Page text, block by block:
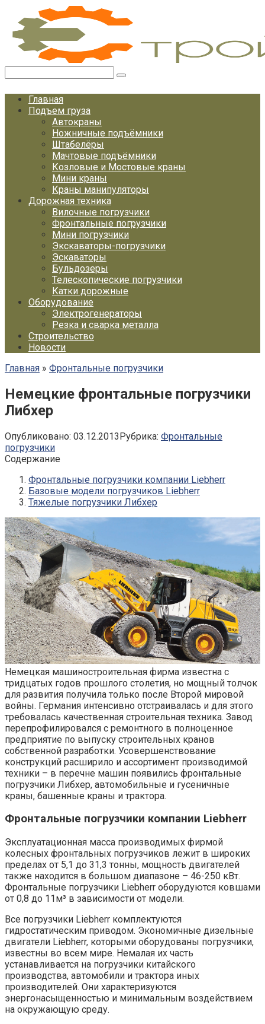
Перейти
контенту
Главная
Подъем груза
Автокраны
Ножничные подъёмники
Штабелёры
Мачтовые подъёмники
Козловые и Мостовые краны
Мини краны
Краны манипуляторы
Дорожная техника
Вилочные погрузчики
Фронтальные погрузчики
Мини погрузчики
Экскаваторы-погрузчики
Эскаваторы
Бульдозеры
Телескопические погрузчики
Катки дорожные
Оборудование
Электрогенераторы
Резка и сварка металла
Строительство
Новости
Главная » Фронтальные погрузчики
Немецкие фронтальные погрузчики
Либхер
Опубликовано: 03.12.2013Рубрика: Фронтальные
погрузчики
Содержание
Фронтальные погрузчики компании Liebherr
Базовые модели погрузчиков Liebherr
Тяжелые погрузчики Либхер
Немецкая машиностроительная фирма известна с
тридцатых годов прошлого столетия, но мощный толчок
для развития получила только после Второй мировой
войны. Германия интенсивно отстраивалась и для этого
требовалась качественная строительная техника. Завод
перепрофилировался с ремонтного в полноценное
предприятие по выпуску строительных кранов
собственной разработки. Усовершенствование
конструкций расширило и ассортимент производимой
техники – в перечне машин появились фронтальные
погрузчики Либхер, автомобильные и гусеничные
краны, башенные краны и трактора.
Фронтальные погрузчики компании Liebherr
Эксплуатационная масса производимых фирмой
колесных фронтальных погрузчиков лежит в широких
пределах от 5,1 до 31,3 тонны, мощность двигателей
также находится в большом диапазоне – 46-250 кВт.
Фронтальные погрузчики Liebherr оборудуются ковшами
от 0,8 до 11м³ в зависимости от модели.
Все погрузчики Liebherr комплектуются
гидростатическим приводом. Экономичные дизельные
двигатели Liebherr, которыми оборудованы погрузчики,
известны во всем мире. Немалая их часть
устанавливается на погрузчики китайского
производства, автомобили и трактора иных
производителей. Они характеризуются
энергонасыщенностью и минимальным воздействием
на окружающую среду.